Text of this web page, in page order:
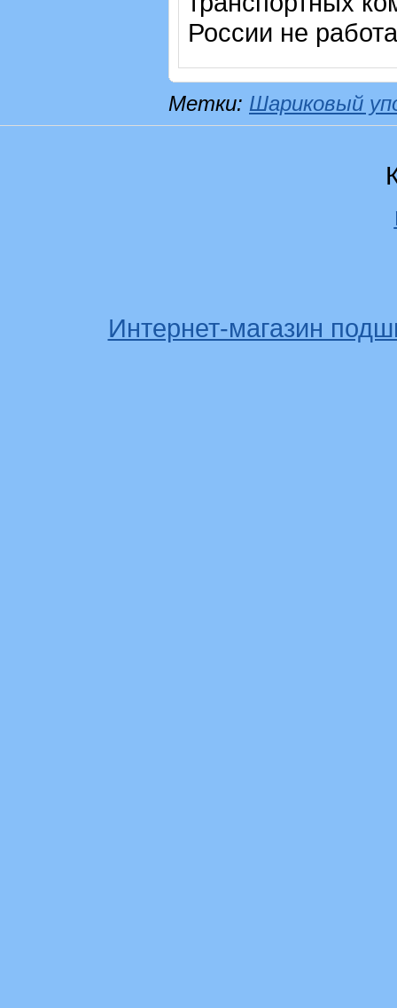
России не
Метки: Шариковый
Интернет-магазин